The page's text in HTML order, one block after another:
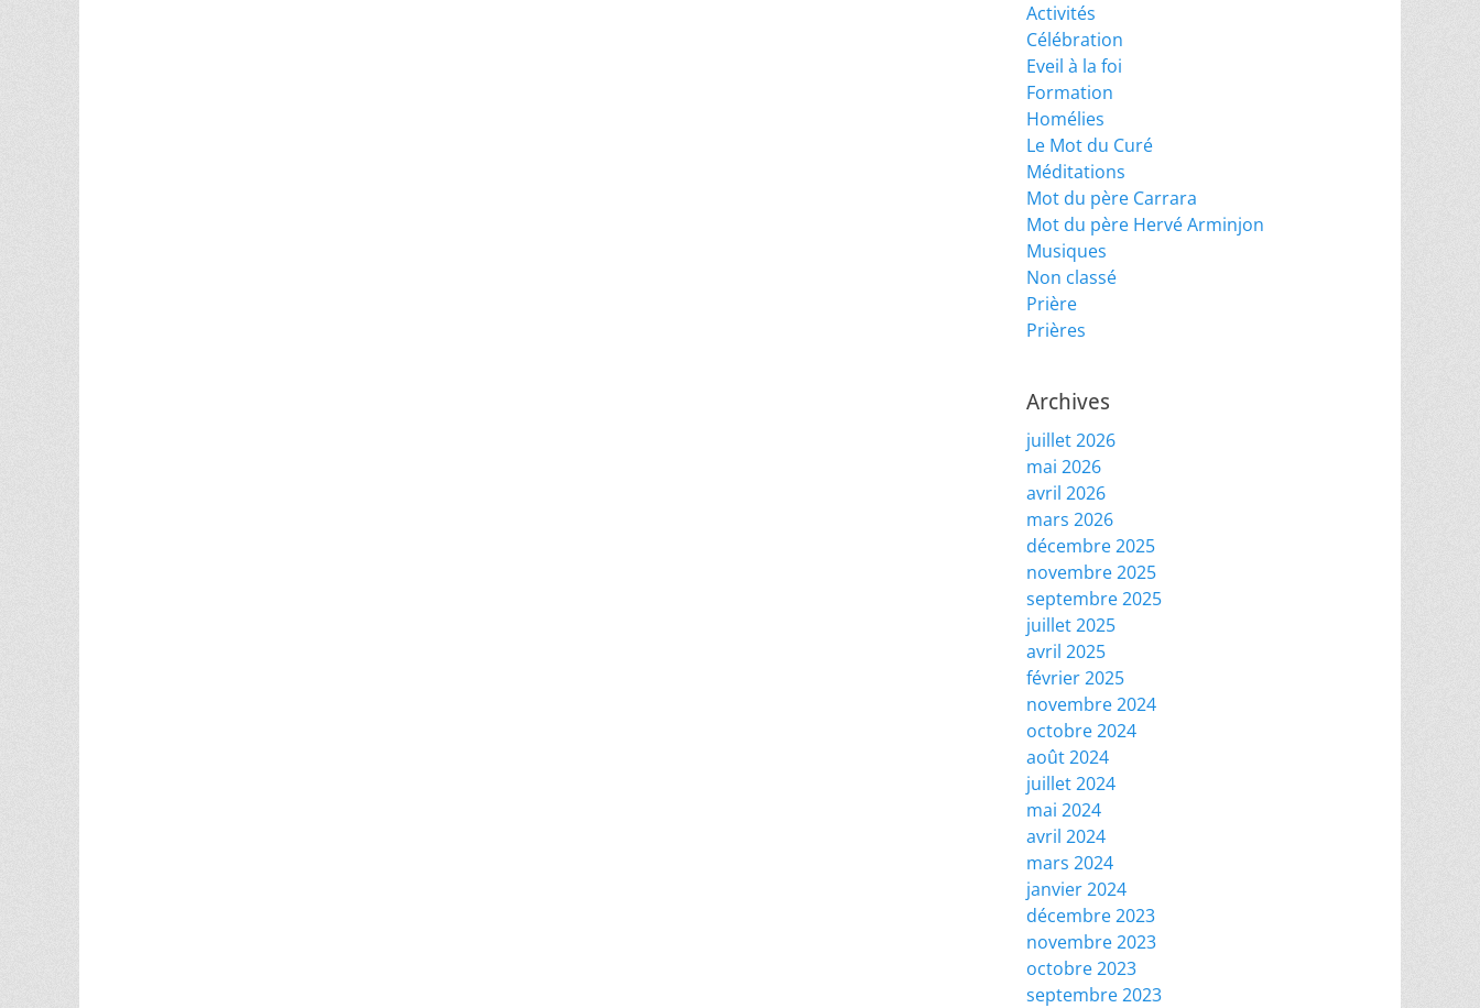
Activités
Célébration
Eveil à la foi
Formation
Homélies
Le Mot du Curé
Méditations
Mot du père Carrara
Mot du père Hervé Arminjon
Musiques
Non classé
Prière
Prières
Archives
juillet 2026
mai 2026
avril 2026
mars 2026
décembre 2025
novembre 2025
septembre 2025
juillet 2025
avril 2025
février 2025
novembre 2024
octobre 2024
août 2024
juillet 2024
mai 2024
avril 2024
mars 2024
janvier 2024
décembre 2023
novembre 2023
octobre 2023
septembre 2023